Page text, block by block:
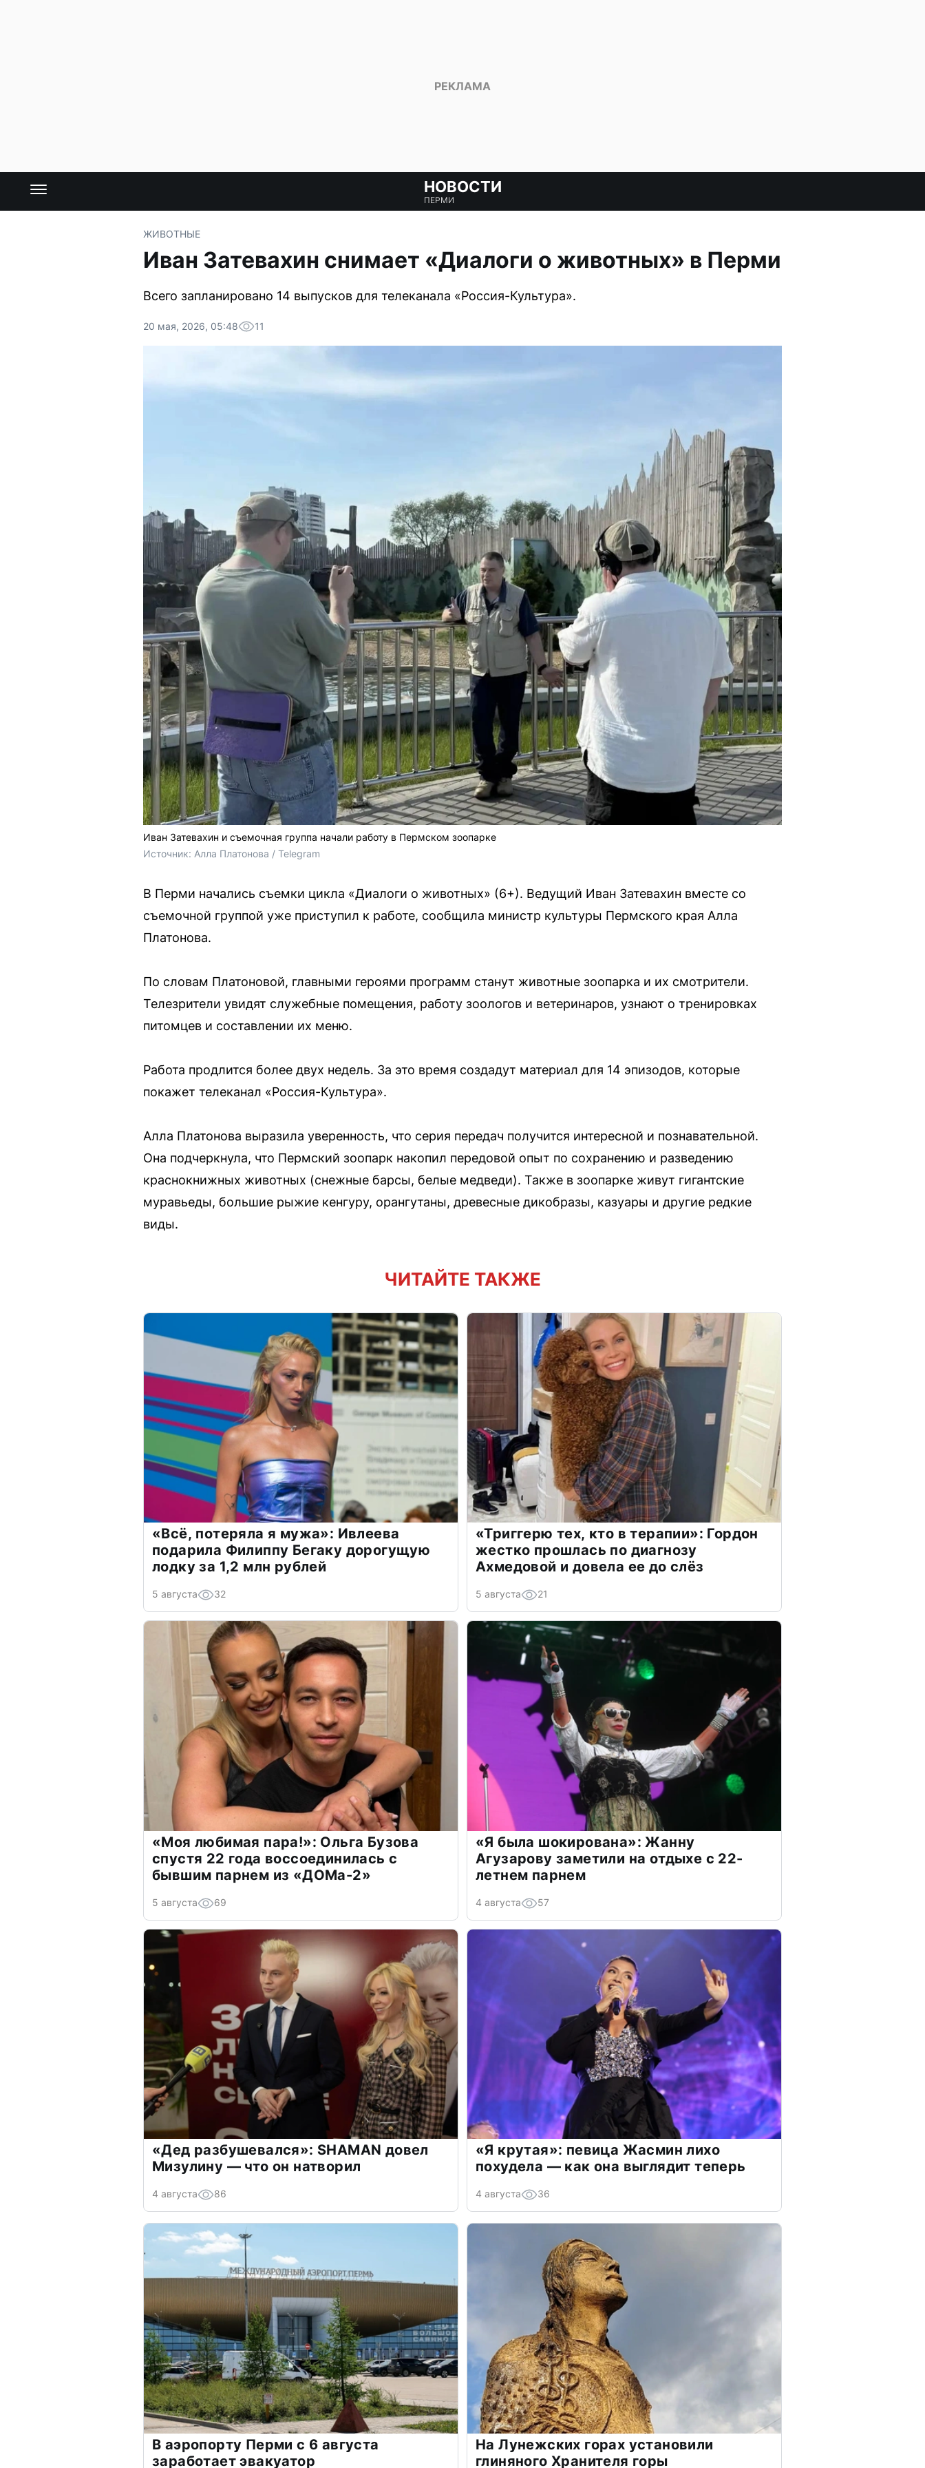
НОВОСТИ
ПЕРМИ
ЖИВОТНЫЕ
Иван Затевахин снимает «Диалоги о животных» в Перми
Всего запланировано 14 выпусков для телеканала «Россия-Культура».
20 мая, 2026, 05:48 11
Иван Затевахин и съемочная группа начали работу в Пермском зоопарке
Источник: Алла Платонова / Telegram
В Перми начались съемки цикла «Диалоги о животных» (6+). Ведущий Иван Затевахин вместе со
съемочной группой уже приступил к работе, сообщила министр культуры Пермского края Алла
Платонова.
По словам Платоновой, главными героями программ станут животные зоопарка и их смотрители.
Телезрители увидят служебные помещения, работу зоологов и ветеринаров, узнают о тренировках
питомцев и составлении их меню.
Работа продлится более двух недель. За это время создадут материал для 14 эпизодов, которые
покажет телеканал «Россия-Культура».
Алла Платонова выразила уверенность, что серия передач получится интересной и познавательной.
Она подчеркнула, что Пермский зоопарк накопил передовой опыт по сохранению и разведению
краснокнижных животных (снежные барсы, белые медведи). Также в зоопарке живут гигантские
муравьеды, большие рыжие кенгуру, орангутаны, древесные дикобразы, казуары и другие редкие
виды.
ЧИТАЙТЕ ТАКЖЕ
«Всё, потеряла я мужа»: Ивлеева
подарила Филиппу Бегаку дорогущую
лодку за 1,2 млн рублей
5 августа 32
«Триггерю тех, кто в терапии»: Гордон
жестко прошлась по диагнозу
Ахмедовой и довела ее до слёз
5 августа 21
«Моя любимая пара!»: Ольга Бузова
спустя 22 года воссоединилась с
бывшим парнем из «ДОМа-2»
5 августа 69
«Я была шокирована»: Жанну
Агузарову заметили на отдыхе с 22-
летнем парнем
4 августа 57
«Дед разбушевался»: SHAMAN довел
Мизулину — что он натворил
4 августа 86
«Я крутая»: певица Жасмин лихо
похудела — как она выглядит теперь
4 августа 36
В аэропорту Перми с 6 августа
заработает эвакуатор
На Лунежских горах установили
глиняного Хранителя горы